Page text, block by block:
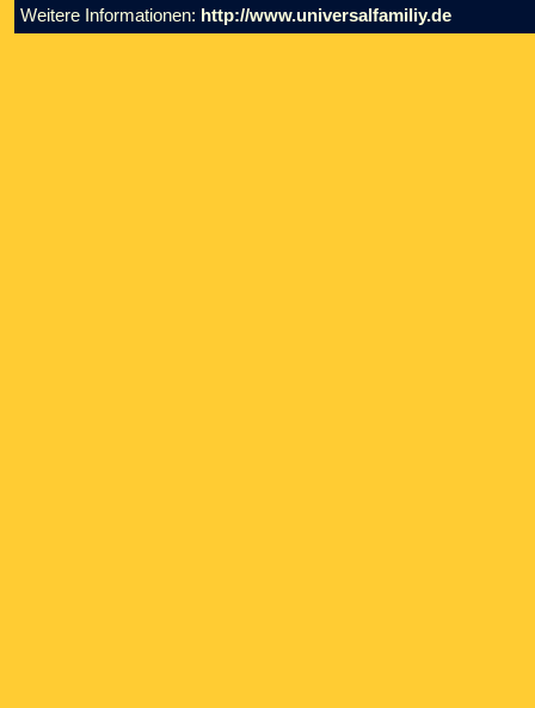
Weitere Informationen: http://www.universalfamiliy.de